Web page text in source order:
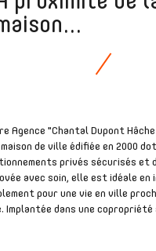
Agence "Chantal Dupont
de ville édifiée en 2000
privés sécurisés et
avec soin, elle est idéale
pour une vie en ville
Implantée dans une copropriété